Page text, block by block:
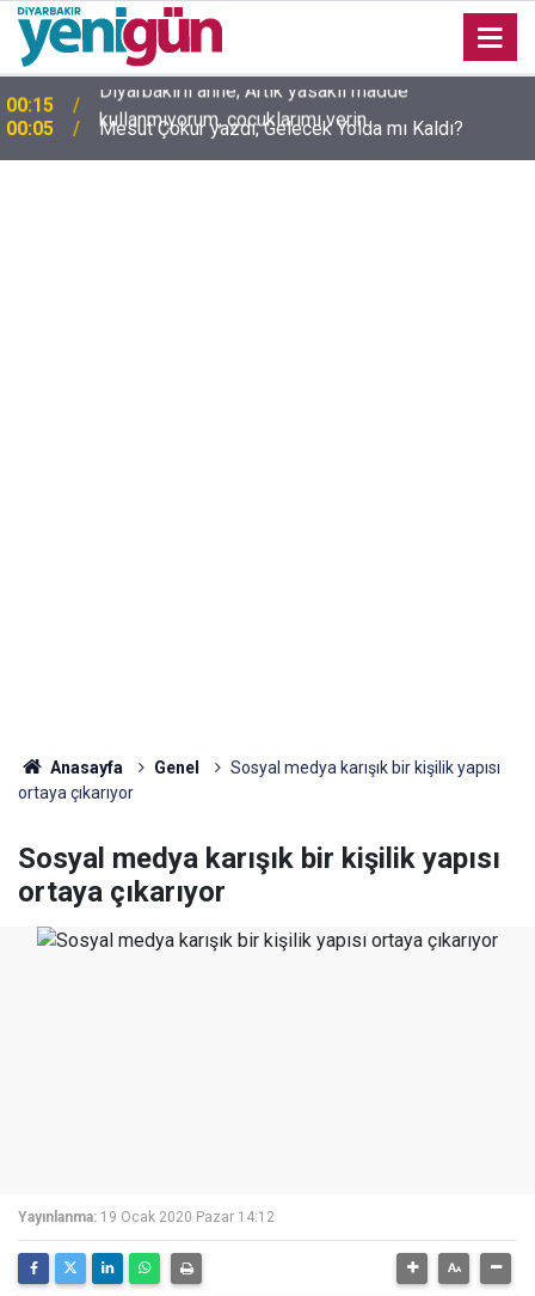
00:05 Mesut Çokur yazdı; Gelecek Yolda mı Kaldı?
Anasayfa Genel
Sosyal medya karışık bir kişilik yapısı
ortaya çıkarıyor
Sosyal medya karışık bir kişilik yapısı
ortaya çıkarıyor
Yayınlanma: 19 Ocak 2020 Pazar 14:12